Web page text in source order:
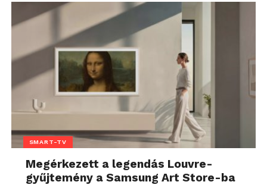
SMART-TV
Megérkezett a legendás Louvre-
gyűjtemény a Samsung Art Store-ba